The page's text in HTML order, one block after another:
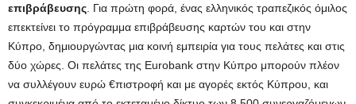
επιβράβευσης . Για πρώτη φορά, ένας ελληνικός τραπεζικός όμιλος
επεκτείνει το πρόγραμμα επιβράβευσης καρτών του και στην
Κύπρο, δημιουργώντας μια κοινή εμπειρία για τους πελάτες και στις
δύο χώρες. Οι πελάτες της Eurobank στην Κύπρο μπορούν πλέον
να συλλέγουν ευρώ €πιστροφή και με αγορές εκτός Κύπρου, και